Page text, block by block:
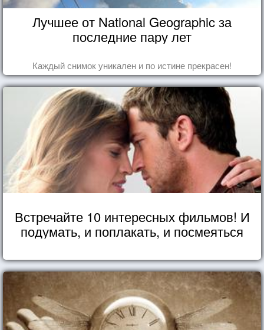
Лучшее от National Geographic за
последние пару лет
Каждый снимок уникален и по истине прекрасен!
Встречайте 10 интересных фильмов! И
подумать, и поплакать, и посмеяться